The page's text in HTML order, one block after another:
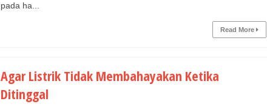
pada ha...
Read More
Agar Listrik Tidak Membahayakan Ketika
Ditinggal